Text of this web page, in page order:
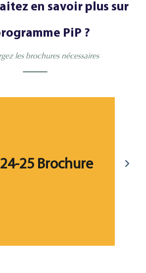
en savoir plus sur
PiP ?
les brochures nécessaires
24-25 Brochure